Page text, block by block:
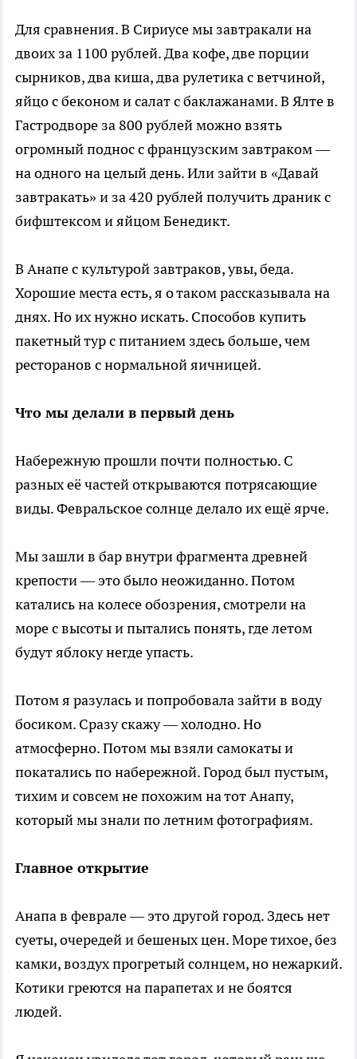
Для сравнения. В Сириусе мы завтракали на
двоих за 1100 рублей. Два кофе, две порции
сырников, два киша, два рулетика с ветчиной,
яйцо с беконом и салат с баклажанами. В Ялте в
Гастродворе за 800 рублей можно взять
огромный поднос с французским завтраком —
на одного на целый день. Или зайти в «Давай
завтракать» и за 420 рублей получить драник с
бифштексом и яйцом Бенедикт.
В Анапе с культурой завтраков, увы, беда.
Хорошие места есть, я о таком рассказывала на
днях. Но их нужно искать. Способов купить
пакетный тур с питанием здесь больше, чем
ресторанов с нормальной яичницей.
Что мы делали в первый день
Набережную прошли почти полностью. С
разных её частей открываются потрясающие
виды. Февральское солнце делало их ещё ярче.
Мы зашли в бар внутри фрагмента древней
крепости — это было неожиданно. Потом
катались на колесе обозрения, смотрели на
море с высоты и пытались понять, где летом
будут яблоку негде упасть.
Потом я разулась и попробовала зайти в воду
босиком. Сразу скажу — холодно. Но
атмосферно. Потом мы взяли самокаты и
покатались по набережной. Город был пустым,
тихим и совсем не похожим на тот Анапу,
который мы знали по летним фотографиям.
Главное открытие
Анапа в феврале — это другой город. Здесь нет
суеты, очередей и бешеных цен. Море тихое, без
камки, воздух прогретый солнцем, но нежаркий.
Котики греются на парапетах и не боятся
людей.